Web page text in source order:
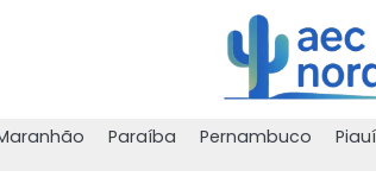
Paraíba Pernambuco Piauí